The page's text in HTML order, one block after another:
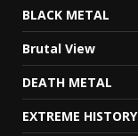
BLACK METAL
Brutal View
DEATH METAL
EXTREME HISTORY